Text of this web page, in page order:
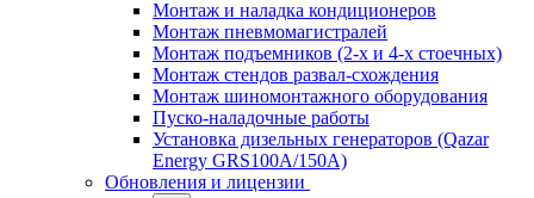
Монтаж и наладка кондиционеров
Монтаж пневмомагистралей
Монтаж подъемников (2-х и 4-х стоечных)
Монтаж стендов развал-схождения
Монтаж шиномонтажного оборудования
Пуско-наладочные работы
Установка дизельных генераторов (Qazar
Energy GRS100A/150A)
Обновления и лицензии